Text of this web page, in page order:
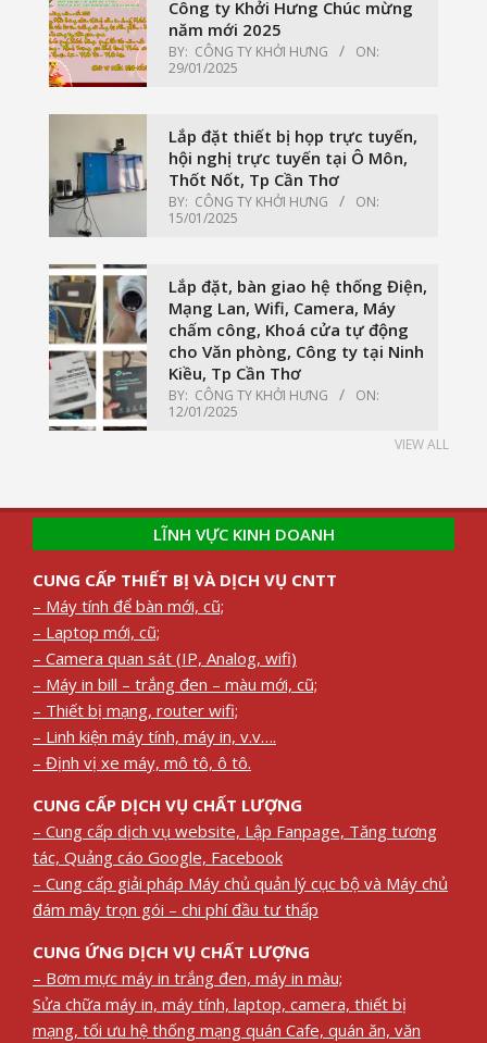
Công ty Khởi Hưng Chúc mừng
năm mới 2025
BY: CÔNG TY KHỞI HƯNG
ON:
29/01/2025
Lắp đặt thiết bị họp trực tuyến,
hội nghị trực tuyến tại Ô Môn,
Thốt Nốt, Tp Cần Thơ
BY: CÔNG TY KHỞI HƯNG
ON:
15/01/2025
Lắp đặt, bàn giao hệ thống Điện,
Mạng Lan, Wifi, Camera, Máy
chấm công, Khoá cửa tự động
cho Văn phòng, Công ty tại Ninh
Kiều, Tp Cần Thơ
BY: CÔNG TY KHỞI HƯNG
ON:
12/01/2025
VIEW ALL
LĨNH VỰC KINH DOANH
CUNG CẤP THIẾT BỊ VÀ DỊCH VỤ CNTT
– Máy tính để bàn mới, cũ;
– Laptop mới, cũ;
– Camera quan sát (IP, Analog, wifi)
– Máy in bill – trắng đen – màu mới, cũ;
– Thiết bị mạng, router wifi;
– Linh kiện máy tính, máy in, v.v….
– Định vị xe máy, mô tô, ô tô.
CUNG CẤP DỊCH VỤ CHẤT LƯỢNG
– Cung cấp dịch vụ website, Lập Fanpage, Tăng tương
tác, Quảng cáo Google, Facebook
– Cung cấp giải pháp Máy chủ quản lý cục bộ và Máy chủ
đám mây trọn gói – chi phí đầu tư thấp
CUNG ỨNG DỊCH VỤ CHẤT LƯỢNG
– Bơm mực máy in trắng đen, máy in màu;
Sửa chữa máy in, máy tính, laptop, camera, thiết bị
mạng, tối ưu hệ thống mạng quán Cafe, quán ăn, văn